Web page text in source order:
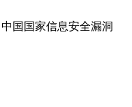
国国家信息安全漏洞